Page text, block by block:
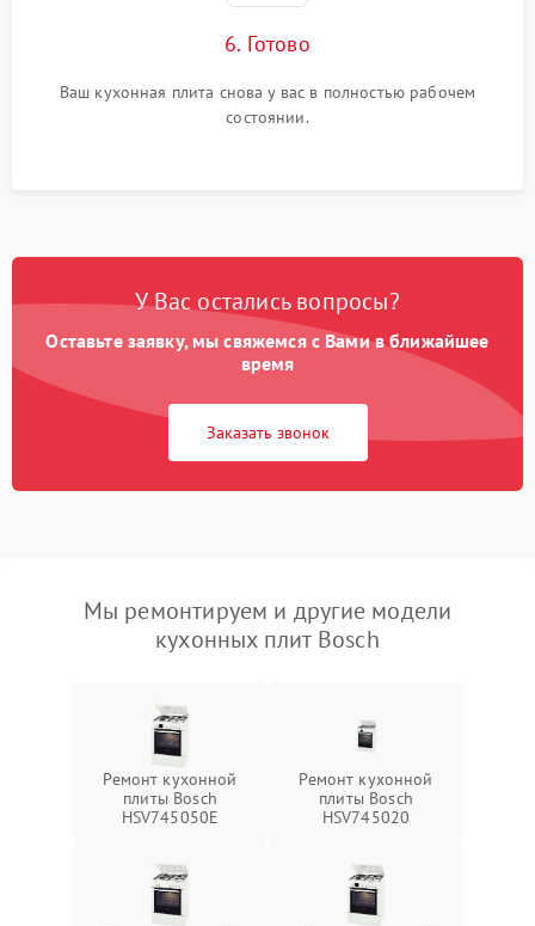
6. Готово
Ваш кухонная плита снова у вас в полностью рабочем
состоянии.
У Вас остались вопросы?
Оставьте заявку, мы свяжемся с Вами в ближайшее
время
Заказать звонок
Мы ремонтируем и другие модели
кухонных плит Bosch
Ремонт кухонной
плиты Bosch
HSV745050E
Ремонт кухонной
плиты Bosch
HSV745020